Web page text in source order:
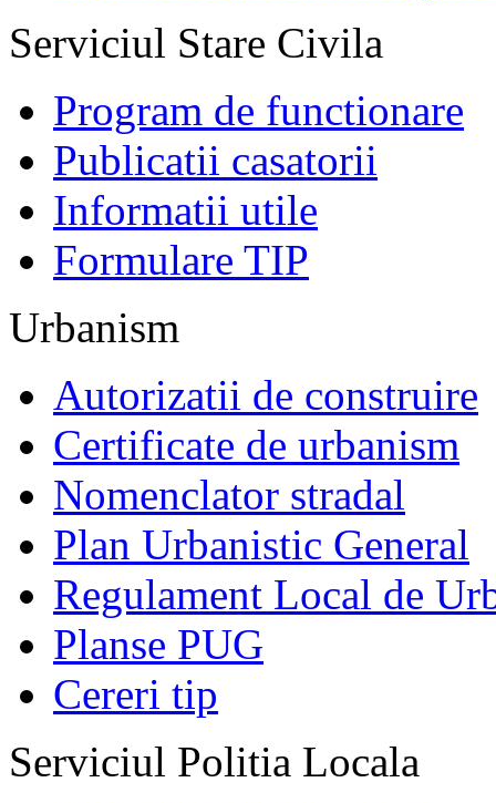
Serviciul Stare Civila
Program de functionare
Publicatii casatorii
Informatii utile
Formulare TIP
Urbanism
Autorizatii de construire
Certificate de urbanism
Nomenclator stradal
Plan Urbanistic General
Regulament Local de
Planse PUG
Cereri tip
Serviciul Politia Locala